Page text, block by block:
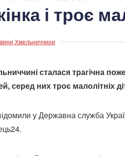
і троє
Хмельниччини
сталася трагічна
серед них троє малолітніх
у Державна служба